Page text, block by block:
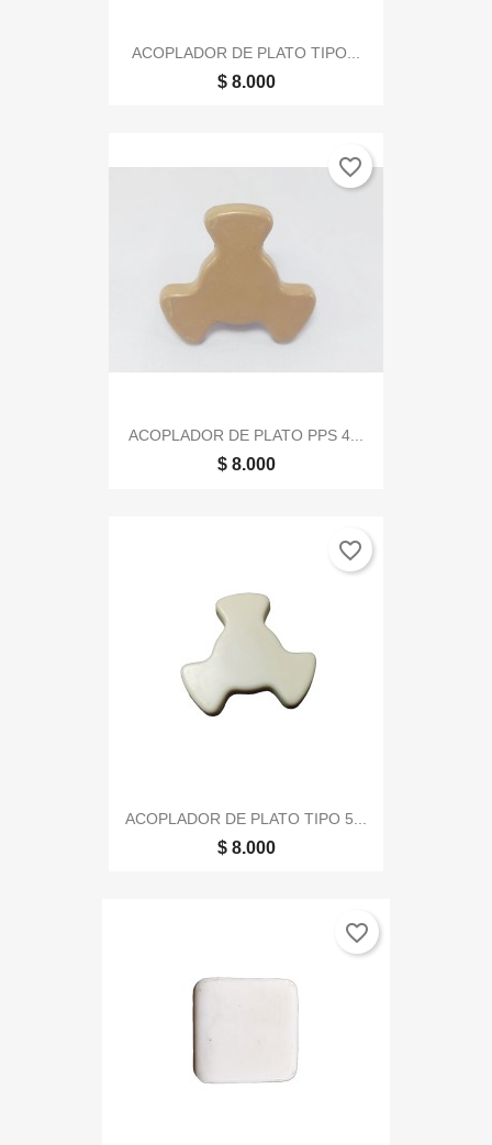
ACOPLADOR DE PLATO TIPO...
$ 8.000
ACOPLADOR DE PLATO PPS 4...
$ 8.000
favorite_border
ACOPLADOR DE PLATO TIPO 5...
$ 8.000
favorite_border
favorite_border